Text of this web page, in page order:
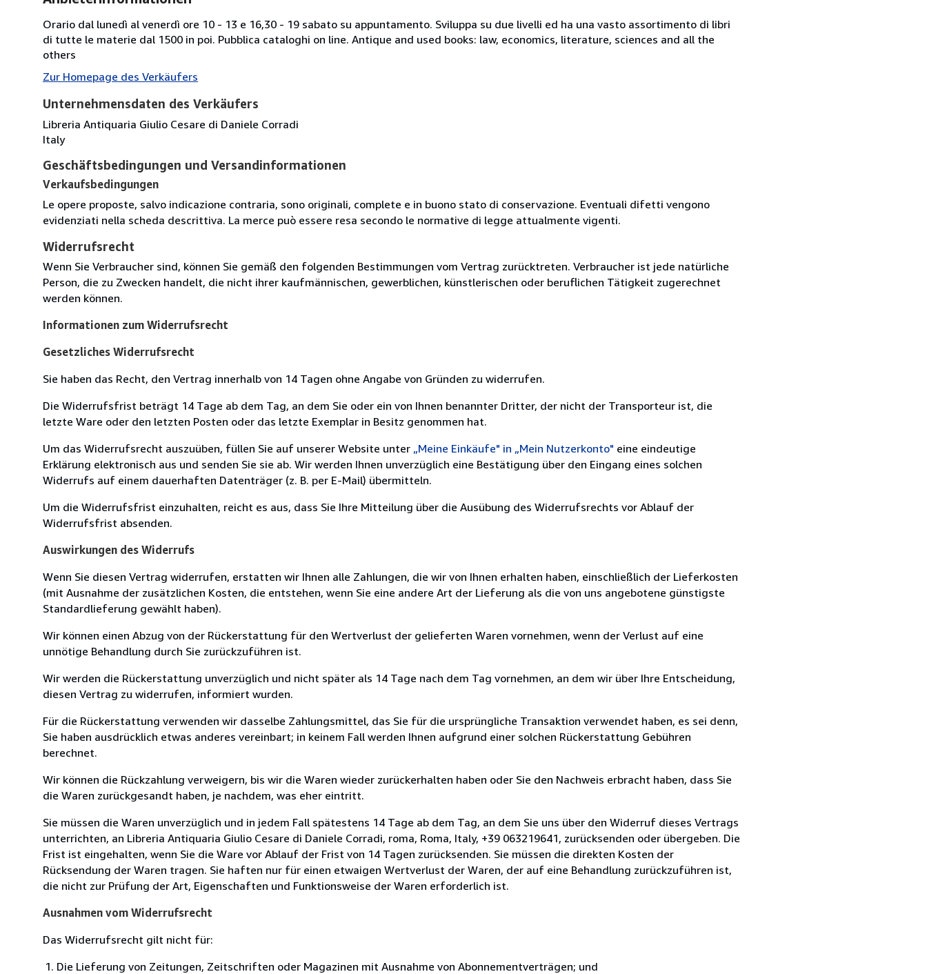
Orario dal lunedì al venerdì ore 10 - 13 e 16,30 - 19 sabato su appuntamento. Sviluppa su due livelli ed ha una vasto assortimento di libri
di tutte le materie dal 1500 in poi. Pubblica cataloghi on line. Antique and used books: law, economics, literature, sciences and all the
others
Zur Homepage des Verkäufers
Unternehmensdaten des Verkäufers
Libreria Antiquaria Giulio Cesare di Daniele Corradi
Italy
Geschäftsbedingungen und Versandinformationen
Verkaufsbedingungen
Le opere proposte, salvo indicazione contraria, sono originali, complete e in buono stato di conservazione. Eventuali difetti vengono
evidenziati nella scheda descrittiva. La merce può essere resa secondo le normative di legge attualmente vigenti.
Widerrufsrecht
Wenn Sie Verbraucher sind, können Sie gemäß den folgenden Bestimmungen vom Vertrag zurücktreten. Verbraucher ist jede natürliche
Person, die zu Zwecken handelt, die nicht ihrer kaufmännischen, gewerblichen, künstlerischen oder beruflichen Tätigkeit zugerechnet
werden können.
Informationen zum Widerrufsrecht
Gesetzliches Widerrufsrecht
Sie haben das Recht, den Vertrag innerhalb von 14 Tagen ohne Angabe von Gründen zu widerrufen.
Die Widerrufsfrist beträgt 14 Tage ab dem Tag, an dem Sie oder ein von Ihnen benannter Dritter, der nicht der Transporteur ist, die
letzte Ware oder den letzten Posten oder das letzte Exemplar in Besitz genommen hat.
Um das Widerrufsrecht auszuüben, füllen Sie auf unserer Website unter „Meine Einkäufe" in „Mein Nutzerkonto" eine eindeutige
Erklärung elektronisch aus und senden Sie sie ab. Wir werden Ihnen unverzüglich eine Bestätigung über den Eingang eines solchen
Widerrufs auf einem dauerhaften Datenträger (z. B. per E-Mail) übermitteln.
Um die Widerrufsfrist einzuhalten, reicht es aus, dass Sie Ihre Mitteilung über die Ausübung des Widerrufsrechts vor Ablauf der
Widerrufsfrist absenden.
Auswirkungen des Widerrufs
Wenn Sie diesen Vertrag widerrufen, erstatten wir Ihnen alle Zahlungen, die wir von Ihnen erhalten haben, einschließlich der Lieferkosten
(mit Ausnahme der zusätzlichen Kosten, die entstehen, wenn Sie eine andere Art der Lieferung als die von uns angebotene günstigste
Standardlieferung gewählt haben).
Wir können einen Abzug von der Rückerstattung für den Wertverlust der gelieferten Waren vornehmen, wenn der Verlust auf eine
unnötige Behandlung durch Sie zurückzuführen ist.
Wir werden die Rückerstattung unverzüglich und nicht später als 14 Tage nach dem Tag vornehmen, an dem wir über Ihre Entscheidung,
diesen Vertrag zu widerrufen, informiert wurden.
Für die Rückerstattung verwenden wir dasselbe Zahlungsmittel, das Sie für die ursprüngliche Transaktion verwendet haben, es sei denn,
Sie haben ausdrücklich etwas anderes vereinbart; in keinem Fall werden Ihnen aufgrund einer solchen Rückerstattung Gebühren
berechnet.
Wir können die Rückzahlung verweigern, bis wir die Waren wieder zurückerhalten haben oder Sie den Nachweis erbracht haben, dass Sie
die Waren zurückgesandt haben, je nachdem, was eher eintritt.
Sie müssen die Waren unverzüglich und in jedem Fall spätestens 14 Tage ab dem Tag, an dem Sie uns über den Widerruf dieses Vertrags
unterrichten, an Libreria Antiquaria Giulio Cesare di Daniele Corradi, roma, Roma, Italy, +39 063219641, zurücksenden oder übergeben. Die
Frist ist eingehalten, wenn Sie die Ware vor Ablauf der Frist von 14 Tagen zurücksenden. Sie müssen die direkten Kosten der
Rücksendung der Waren tragen. Sie haften nur für einen etwaigen Wertverlust der Waren, der auf eine Behandlung zurückzuführen ist,
die nicht zur Prüfung der Art, Eigenschaften und Funktionsweise der Waren erforderlich ist.
Ausnahmen vom Widerrufsrecht
Das Widerrufsrecht gilt nicht für:
Die Lieferung von Zeitungen, Zeitschriften oder Magazinen mit Ausnahme von Abonnementverträgen; und